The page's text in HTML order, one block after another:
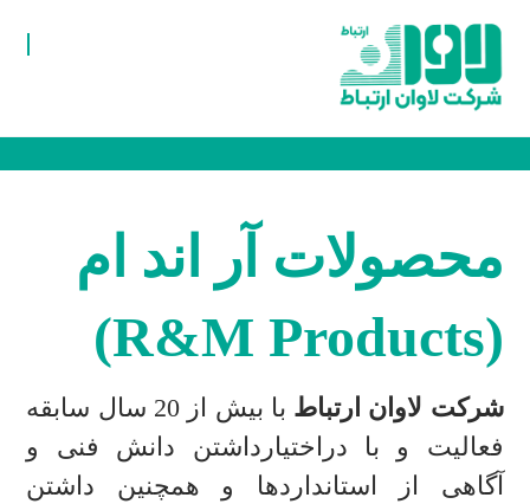
محصولات آر اند ام
(R&M Products)
شرکت لاوان ارتباط
با بیش از 20 سال سابقه
فعالیت و با دراختیارداشتن دانش فنی و
آگاهی از استانداردها و همچنین داشتن